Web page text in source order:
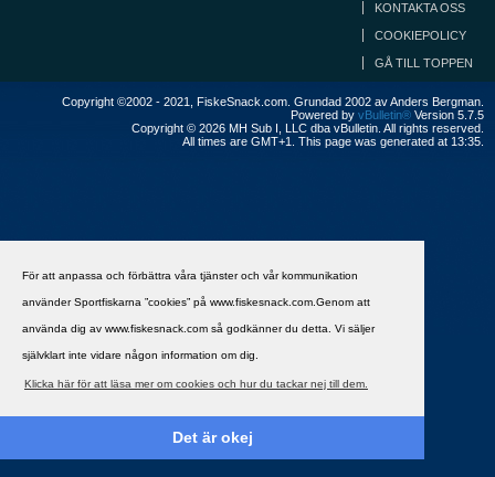
För att anpassa och förbättra våra tjänster och vår kommunikation
använder Sportfiskarna ”cookies” på www.fiskesnack.com.Genom att
använda dig av www.fiskesnack.com så godkänner du detta. Vi säljer
självklart inte vidare någon information om dig.
Klicka här för att läsa mer om cookies och hur du tackar nej till dem.
Det är okej
KONTAKTA OSS
COOKIEPOLICY
GÅ TILL TOPPEN
Copyright ©2002 - 2021, FiskeSnack.com. Grundad 2002 av Anders Bergman.
Powered by vBulletin® Version 5.7.5
Copyright © 2026 MH Sub I, LLC dba vBulletin. All rights reserved.
All times are GMT+1. This page was generated at 13:35.